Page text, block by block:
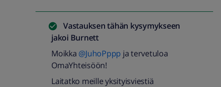
Vastauksen tähän kysymykseen
jakoi Burnett
Moikka @JuhoPppp ja tervetuloa
OmaYhteisöön!
Laitatko meille yksityisviestiä